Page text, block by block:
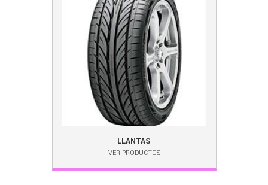
LLANTAS
VER PRODUCTOS